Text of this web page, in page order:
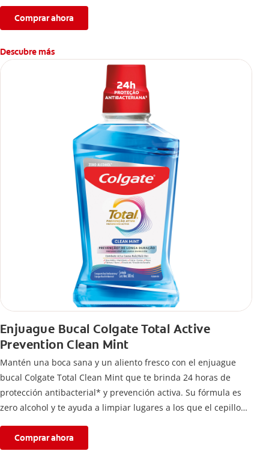
Comprar ahora
Descubre más
Enjuague Bucal Colgate Total Active
Prevention Clean Mint
Mantén una boca sana y un aliento fresco con el enjuague
bucal Colgate Total Clean Mint que te brinda 24 horas de
protección antibacterial* y prevención activa. Su fórmula es
zero alcohol y te ayuda a limpiar lugares a los que el cepillo
Comprar ahora